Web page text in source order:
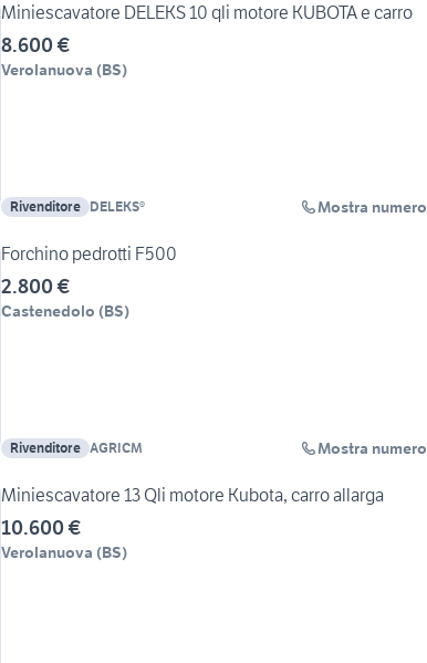
Miniescavatore DELEKS 10 qli motore KUBOTA e carro
8.600 €
Verolanuova (BS)
Rivenditore DELEKS® Mostra numero
Forchino pedrotti F500
2.800 €
Castenedolo (BS)
Rivenditore AGRICM Mostra numero
Miniescavatore 13 Qli motore Kubota, carro allarga
10.600 €
Verolanuova (BS)